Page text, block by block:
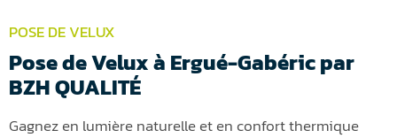
POSE DE VELUX
Pose de Velux à Ergué-Gabéric par
BZH QUALITÉ
Gagnez en lumière naturelle et en confort thermique